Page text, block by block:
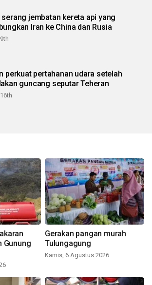
serang jembatan kereta api yang
Iran ke China dan Rusia
perkuat pertahanan udara setelah
guncang seputar Teheran
Gunung
Gerakan pangan murah
Tulungagung
Kamis, 6 Agustus 2026